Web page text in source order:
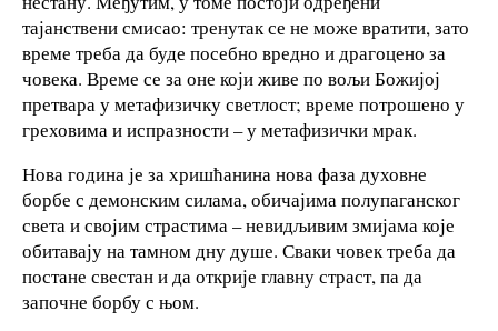
тајанствени смисао: тренутак се не може вратити, зато
време треба да буде посебно вредно и драгоцено за
човека. Време се за оне који живе по вољи Божијој
претвара у метафизичку светлост; време потрошено у
греховима и испразности – у метафизички мрак.
Нова година је за хришћанина нова фаза духовне
борбе с демонским силама, обичајима полупаганског
света и својим страстима – невидљивим змијама које
обитавају на тамном дну душе. Сваки човек треба да
постане свестан и да открије главну страст, па да
започне борбу с њом.